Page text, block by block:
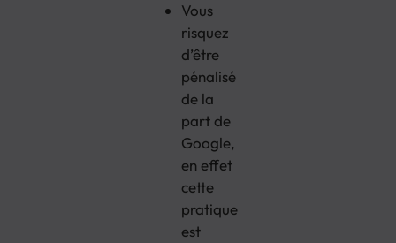
Vous
risquez
d’être
pénalisé
de la
part de
Google,
en effet
cette
pratique
est